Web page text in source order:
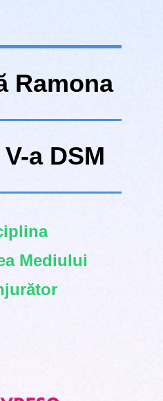
Ramona
a DSM
Mediului